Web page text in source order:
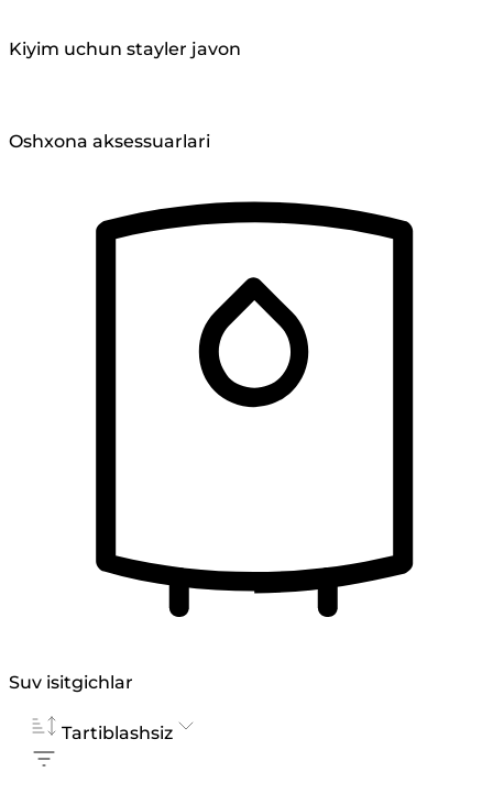
Kiyim uchun stayler javon
Oshxona aksessuarlari
Suv isitgichlar
Tartiblashsiz